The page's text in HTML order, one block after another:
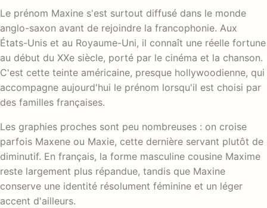
Le prénom Maxine s'est surtout diffusé dans le monde
anglo-saxon avant de rejoindre la francophonie. Aux
États-Unis et au Royaume-Uni, il connaît une réelle fortune
au début du XXe siècle, porté par le cinéma et la chanson.
C'est cette teinte américaine, presque hollywoodienne, qui
accompagne aujourd'hui le prénom lorsqu'il est choisi par
des familles françaises.
Les graphies proches sont peu nombreuses : on croise
parfois Maxene ou Maxie, cette dernière servant plutôt de
diminutif. En français, la forme masculine cousine Maxime
reste largement plus répandue, tandis que Maxine
conserve une identité résolument féminine et un léger
accent d'ailleurs.